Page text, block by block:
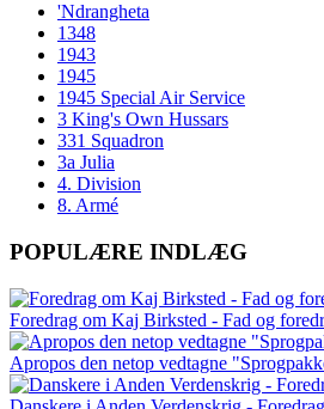
'Ndrangheta
1348
1943
1945
1945 Special Air Service
3 King's Own Hussars
331 Squadron
3a Julia
4. Division
8. Armé
POPULÆRE INDLÆG
Foredrag om Kaj Birksted - Fad og
Apropos den netop vedtagne